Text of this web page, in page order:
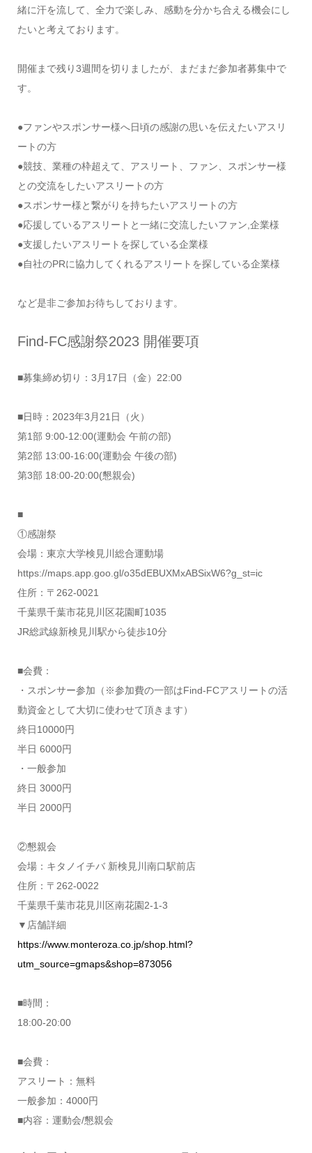
緒に汗を流して、全力で楽しみ、感動を分かち合える機会にし
たいと考えております。
開催まで残り3週間を切りましたが、まだまだ参加者募集中で
す。
●ファンやスポンサー様へ日頃の感謝の思いを伝えたいアスリ
ートの方
●競技、業種の枠超えて、アスリート、ファン、スポンサー様
との交流をしたいアスリートの方
●スポンサー様と繋がりを持ちたいアスリートの方
●応援しているアスリートと一緒に交流したいファン,企業様
●支援したいアスリートを探している企業様
●自社のPRに協力してくれるアスリートを探している企業様
など是非ご参加お待ちしております。
Find-FC感謝祭2023 開催要項
■募集締め切り：3月17日（金）22:00
■日時：2023年3月21日（火）
第1部 9:00-12:00(運動会 午前の部)
第2部 13:00-16:00(運動会 午後の部)
第3部 18:00-20:00(懇親会)
■
①感謝祭
会場：東京大学検見川総合運動場
https://maps.app.goo.gl/o35dEBUXMxABSixW6?g_st=ic
住所：〒262-0021
千葉県千葉市花見川区花園町1035
JR総武線新検見川駅から徒歩10分
■会費：
・スポンサー参加（※参加費の一部はFind-FCアスリートの活
動資金として大切に使わせて頂きます）
終日10000円
半日 6000円
・一般参加
終日 3000円
半日 2000円
②懇親会
会場：キタノイチバ 新検見川南口駅前店
住所：〒262-0022
千葉県千葉市花見川区南花園2-1-3
▼店舗詳細
https://www.monteroza.co.jp/shop.html?
utm_source=gmaps&shop=873056
■時間：
18:00-20:00
■会費：
アスリート：無料
一般参加：4000円
■内容：運動会/懇親会